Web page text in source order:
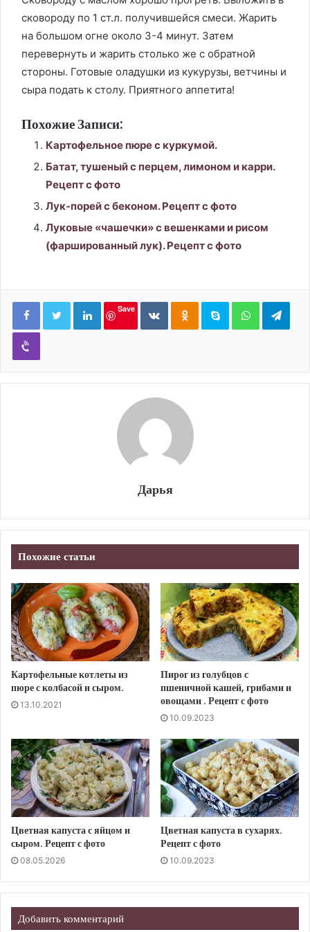
сковороду по 1 ст.л. получившейся смеси. Жарить
на большом огне около 3-4 минут. Затем
перевернуть и жарить столько же с обратной
стороны. Готовые оладушки из кукурузы, ветчины и
сыра подать к столу. Приятного аппетита!
Похожие Записи:
Картофельное пюре с куркумой.
Батат, тушеный с перцем, лимоном и карри.
Рецепт с фото
Лук-порей с беконом. Рецепт с фото
Луковые «чашечки» с вешенками и рисом
(фаршированный лук). Рецепт с фото
LinkedIn
Save
ВконтактеОдноклассники
Skype WhatsApp
Viber
Дарья
Похожие статьи
Картофельные котлеты из
пюре с колбасой и сыром.
13.10.2021
Пирог из голубцов с
пшеничной кашей, грибами и
овощами . Рецепт с фото
10.09.2023
Цветная капуста с яйцом и
сыром. Рецепт с фото
08.05.2026
Цветная капуста в сухарях.
Рецепт с фото
10.09.2023
Добавить комментарий